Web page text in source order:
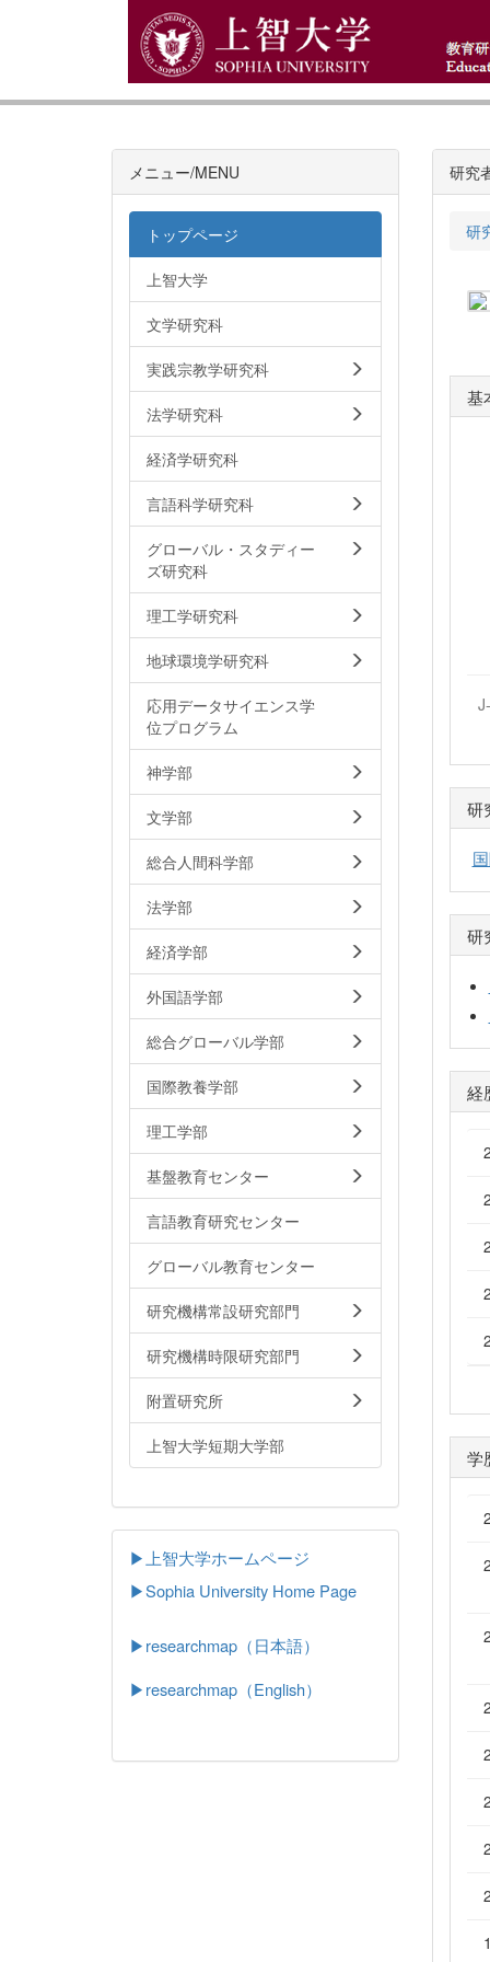
研究
研
基
研
研
経
学
メニュー/MENU
トップページ
上智大学
文学研究科
実践宗教学研究科
法学研究科
経済学研究科
言語科学研究科
グローバル・スタディー
ズ研究科
理工学研究科
地球環境学研究科
応用データサイエンス学
位プログラム
神学部
文学部
総合人間科学部
法学部
経済学部
外国語学部
総合グローバル学部
国際教養学部
理工学部
基盤教育センター
言語教育研究センター
グローバル教育センター
研究機構常設研究部門
研究機構時限研究部門
附置研究所
上智大学短期大学部
▶上智大学ホームページ
▶Sophia University Home Page
▶researchmap（日本語）
▶researchmap（English）